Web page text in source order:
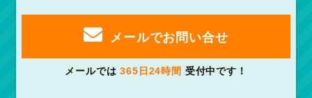
メールでお問い合せ
メールでは 365日24時間 受付中です！